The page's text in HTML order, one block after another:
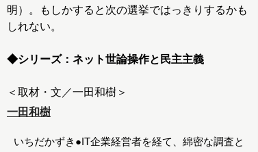
明）。もしかすると次の選挙ではっきりするかも
しれない。
◆シリーズ：ネット世論操作と民主主義
＜取材・文／一田和樹＞
一田和樹
いちだかずき●IT企業経営者を経て、綿密な調査と